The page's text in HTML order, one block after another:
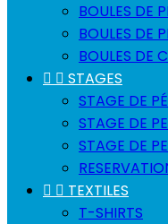
BOULES DE
BOULES DE
BOULES DE
  STAGES
STAGE DE
STAGE DE
STAGE DE
  TEXTILES
T-SHIRTS